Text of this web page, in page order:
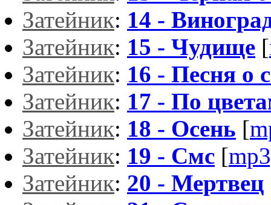
Затейник: 14 -
Затейник: 15 - Чудище [
Затейник: 16 - Песня о
Затейник: 17 - По
Затейник: 18 - Осень [
Затейник: 19 - Смс [
Затейник: 20 - Мертвец